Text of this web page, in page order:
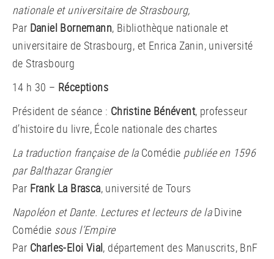
nationale et universitaire de Strasbourg,
Par Daniel Bornemann, Bibliothèque nationale et
universitaire de Strasbourg, et Enrica Zanin, université
de Strasbourg
14 h 30 – Réceptions
Président de séance : Christine Bénévent, professeur
d’histoire du livre, École nationale des chartes
La traduction française de la Comédie publiée en 1596
par Balthazar Grangier
Par Frank La Brasca, université de Tours
Napoléon et Dante. Lectures et lecteurs de laDivine
Comédie sous l’Empire
Par Charles-Eloi Vial, département des Manuscrits, BnF